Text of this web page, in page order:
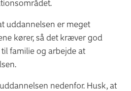
uddannelsen er meget
kører, så det kræver god
familie og arbejde at
nedenfor. Husk, at